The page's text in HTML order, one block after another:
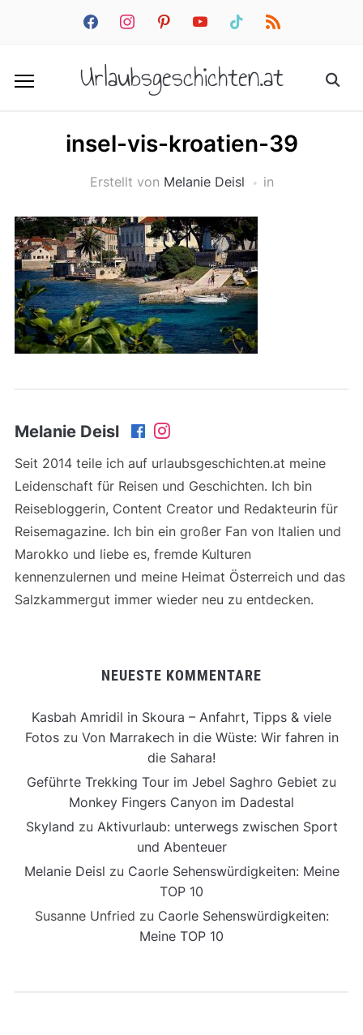
facebookinstagrampinterestyoutube tiktok rss
Urlaubsgeschichten.at
insel-vis-kroatien-39
Erstellt von Melanie Deisl in
Melanie Deisl
Seit 2014 teile ich auf urlaubsgeschichten.at meine
Leidenschaft für Reisen und Geschichten. Ich bin
Reisebloggerin, Content Creator und Redakteurin für
Reisemagazine. Ich bin ein großer Fan von Italien und
Marokko und liebe es, fremde Kulturen
kennenzulernen und meine Heimat Österreich und das
Salzkammergut immer wieder neu zu entdecken.
NEUESTE KOMMENTARE
Kasbah Amridil in Skoura – Anfahrt, Tipps & viele
Fotoszu Von Marrakech in die Wüste: Wir fahren in
die Sahara!
Geführte Trekking Tour im Jebel Saghro Gebiet zu
Monkey Fingers Canyon im Dadestal
Skyland zu Aktivurlaub: unterwegs zwischen Sport
und Abenteuer
Melanie Deisl zu Caorle Sehenswürdigkeiten: Meine
TOP 10
Susanne Unfried zu Caorle Sehenswürdigkeiten:
Meine TOP 10